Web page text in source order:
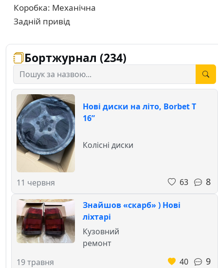
Коробка: Механічна
Задній привід
Бортжурнал (234)
Нові диски на літо, Borbet T
16”
11 червня
Колісні диски
63 8
Знайшов «скарб» ) Нові
ліхтарі
19 травня
Кузовний
ремонт
40
9